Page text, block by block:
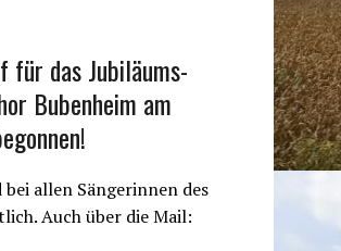
für das Jubiläums-
Bubenheim am
allen Sängerinnen des
Auch über die Mail: